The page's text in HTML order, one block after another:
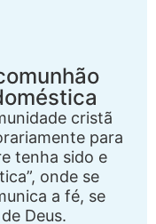
cristã
para
tenha sido e
onde se
a fé, se
Deus.